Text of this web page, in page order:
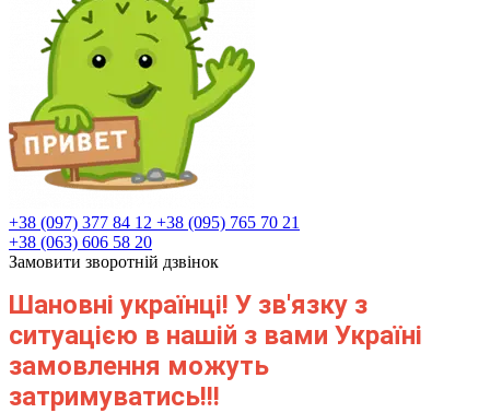
+38 (097) 377 84 12 +38 (095) 765 70 21
+38 (063) 606 58 20
Замовити зворотній дзвінок
Шановні українці! У зв'язку з
ситуацією в нашій з вами Україні
замовлення можуть
затримуватись!!!